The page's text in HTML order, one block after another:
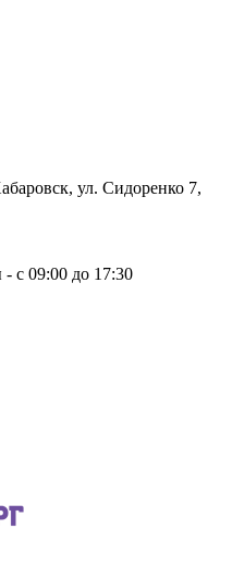
ул. Сидоренко 7,
с 09:00 до 17:30